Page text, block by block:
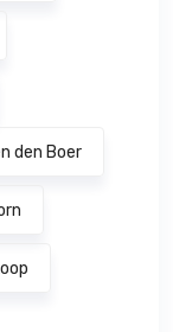
den Boer